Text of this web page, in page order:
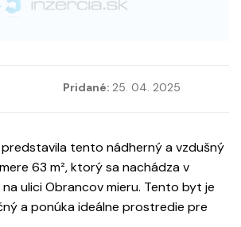
Pridané: 25. 04. 2025
predstavila tento nádherný a vzdušný
63 m², ktorý sa nachádza v
ulici Obrancov mieru. Tento byt je
a ponúka ideálne prostredie pre